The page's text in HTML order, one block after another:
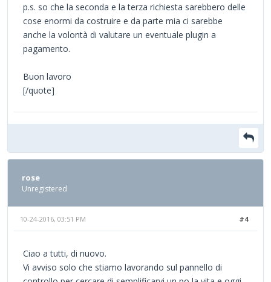
p.s. so che la seconda e la terza richiesta sarebbero delle
cose enormi da costruire e da parte mia ci sarebbe
anche la volontà di valutare un eventuale plugin a
pagamento.
Buon lavoro
[/quote]
rose
Unregistered
#4
10-24-2016, 03:51 PM
Ciao a tutti, di nuovo.
Vi avviso solo che stiamo lavorando sul pannello di